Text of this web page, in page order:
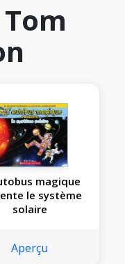
magique
le système
solaire
Aperçu